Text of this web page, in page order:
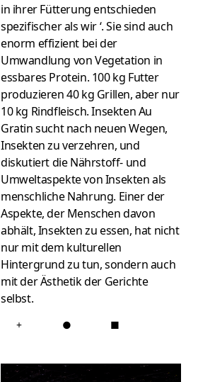
in ihrer Fütterung entschieden
spezifischer als wir ‘. Sie sind auch
enorm effizient bei der
Umwandlung von Vegetation in
essbares Protein. 100 kg Futter
produzieren 40 kg Grillen, aber nur
10 kg Rindfleisch. Insekten Au
Gratin sucht nach neuen Wegen,
Insekten zu verzehren, und
diskutiert die Nährstoff- und
Umweltaspekte von Insekten als
menschliche Nahrung. Einer der
Aspekte, der Menschen davon
abhält, Insekten zu essen, hat nicht
nur mit dem kulturellen
Hintergrund zu tun, sondern auch
mit der Ästhetik der Gerichte
selbst.
+ ● ■